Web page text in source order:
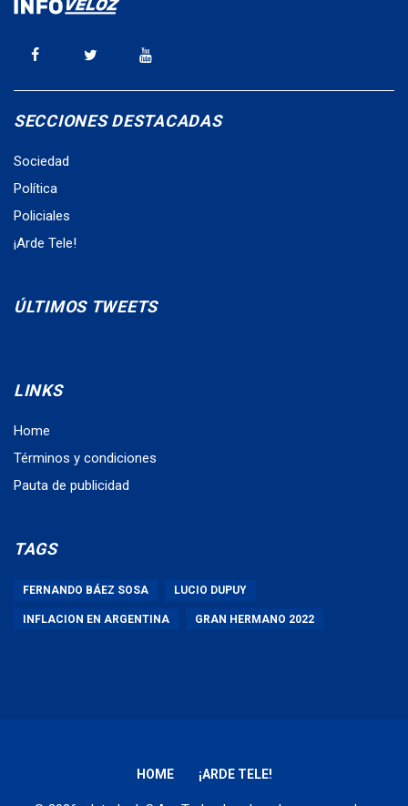
SECCIONES DESTACADAS
Sociedad
Política
Policiales
¡Arde Tele!
ÚLTIMOS TWEETS
LINKS
Home
Términos y condiciones
Pauta de publicidad
TAGS
FERNANDO BÁEZ SOSA LUCIO DUPUY
INFLACION EN ARGENTINA GRAN HERMANO 2022
HOME ¡ARDE TELE!